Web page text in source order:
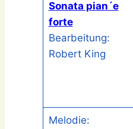
Sonata pian´e
forte
Bearbeitung:
Robert King
Melodie: